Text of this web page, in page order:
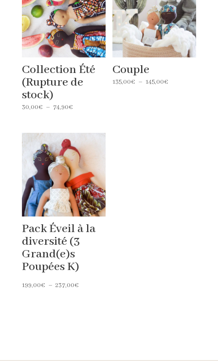
Collection Été
(Rupture de
stock)
30,00€ – 74,90€Plage
à
74,90€
Couple
135,00€ – 145,00€
Pack Éveil à la
diversité (3
Grand(e)s
Poupées K)
199,00€ – 237,00€Plage